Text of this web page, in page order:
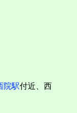
院駅付近、西